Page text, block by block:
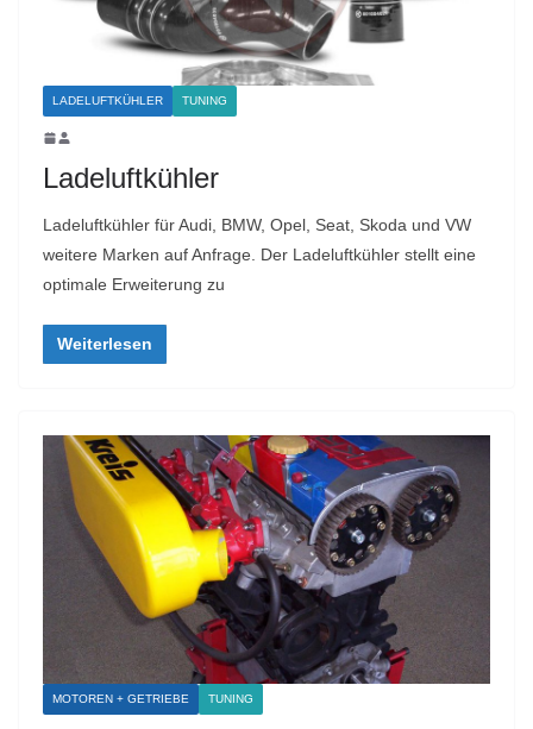
LADELUFTKÜHLER TUNING
Ladeluftkühler
Ladeluftkühler für Audi, BMW, Opel, Seat, Skoda und VW
weitere Marken auf Anfrage. Der Ladeluftkühler stellt eine
optimale Erweiterung zu
Weiterlesen
MOTOREN + GETRIEBE TUNING